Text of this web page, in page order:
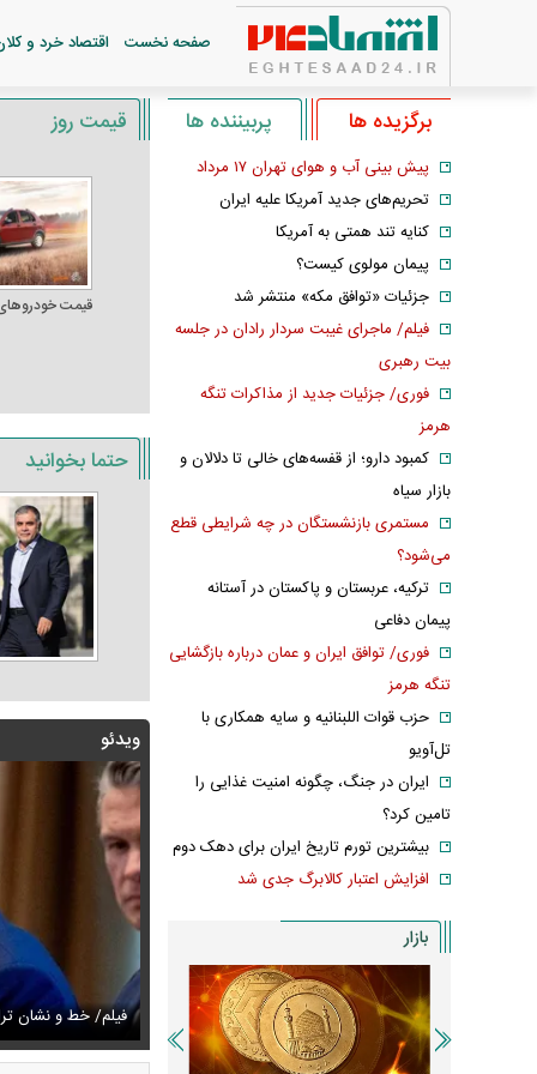
صفحه نخست اقتصاد خرد و
قیمت روز
قیمت
حتما بخوانید
ویدئو
قالیباف خواهش کردیم که رئیس تیم مذاکره‌کننده
فیلم/ خط و نشان
جدید صابر ابر در فضای مجازی پربازدید شد عکس دیده‌نشده
برگزیده ها پربیننده ها
پیش بینی آب و هوای تهران ۱۷ مرداد
تحریم‌های جدید آمریکا علیه ایران
کنایه تند همتی به آمریکا
پیمان مولوی کیست؟
جزئیات «توافق مکه» منتشر شد
فیلم/ ماجرای غیبت سردار رادان در جلسه
بیت رهبری
فوری/ جزئیات جدید از مذاکرات تنگه
هرمز
کمبود دارو؛ از قفسه‌های خالی تا دلالان و
بازار سیاه
مستمری بازنشستگان در چه شرایطی قطع
می‌شود؟
ترکیه، عربستان و پاکستان در آستانه
پیمان دفاعی
فوری/ توافق ایران و عمان درباره بازگشایی
تنگه هرمز
حزب قوات اللبنانیه و سایه همکاری با
تل‌آویو
ایران در جنگ، چگونه امنیت غذایی را
تامین کرد؟
بیشترین تورم تاریخ ایران برای دهک دوم
افزایش اعتبار کالابرگ جدی شد
بازار